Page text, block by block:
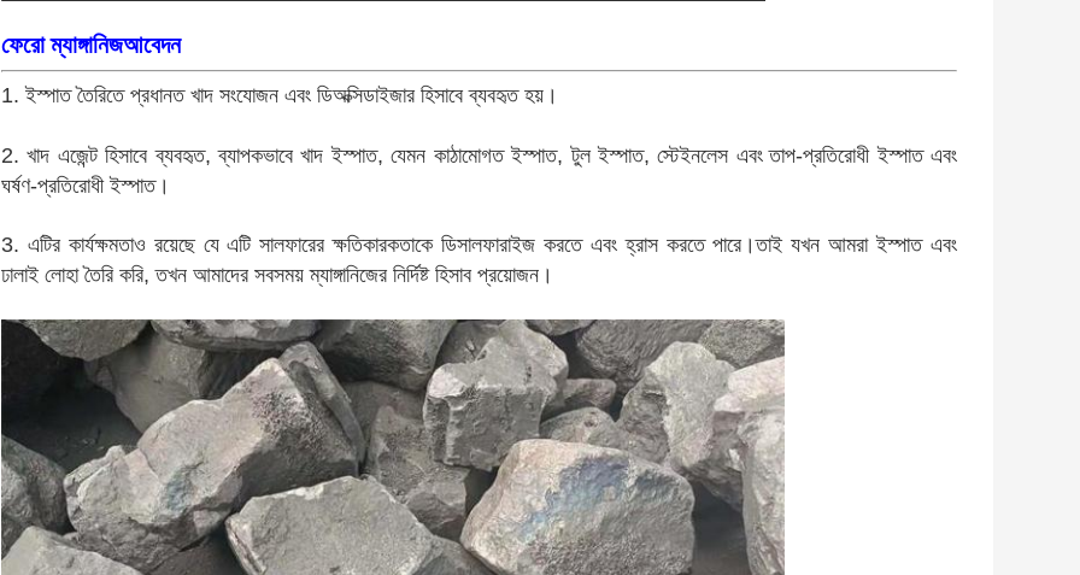
ফেরো ম্যাঙ্গানিজআবেদন
1. ইস্পাত তৈরিতে প্রধানত খাদ সংযোজন এবং ডিঅক্সিডাইজার হিসাবে ব্যবহৃত হয়।
2. খাদ এজেন্ট হিসাবে ব্যবহৃত, ব্যাপকভাবে খাদ ইস্পাত, যেমন কাঠামোগত ইস্পাত, টুল ইস্পাত, স্টেইনলেস এবং তাপ-প্রতিরোধী ইস্পাত এবং
ঘর্ষণ-প্রতিরোধী ইস্পাত।
3. এটির কার্যক্ষমতাও রয়েছে যে এটি সালফারের ক্ষতিকারকতাকে ডিসালফারাইজ করতে এবং হ্রাস করতে পারে।তাই যখন আমরা ইস্পাত এবং
ঢালাই লোহা তৈরি করি, তখন আমাদের সবসময় ম্যাঙ্গানিজের নির্দিষ্ট হিসাব প্রয়োজন।